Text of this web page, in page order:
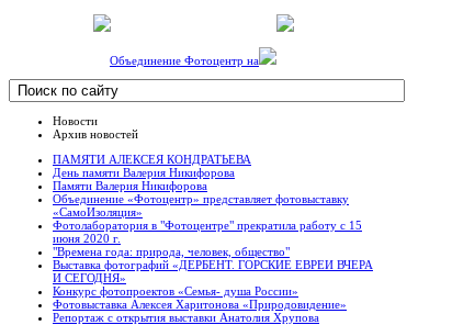
Объединение Фотоцентр на
Новости
Архив новостей
ПАМЯТИ АЛЕКСЕЯ КОНДРАТЬЕВА
День памяти Валерия Никифорова
Памяти Валерия Никифорова
Объединение «Фотоцентр» представляет фотовыставку
«СамоИзоляция»
Фотолаборатория в "Фотоцентре" прекратила работу с 15
июня 2020 г.
"Времена года: природа, человек, общество"
Выставка фотографий «ДЕРБЕНТ. ГОРСКИЕ ЕВРЕИ ВЧЕРА
И СЕГОДНЯ»
Конкурс фотопроектов «Семья- душа России»
Фотовыставка Алексея Харитонова «Природовидение»
Репортаж с открытия выставки Анатолия Хрупова